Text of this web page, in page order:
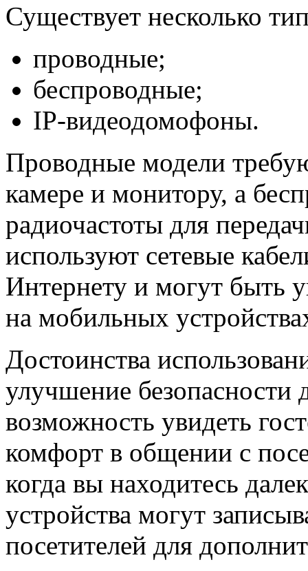
Существует несколько
проводные;
беспроводные;
IP-видеодомофоны.
Проводные модели
камере и монитору, а
радиочастоты для
используют сетевые
Интернету и могут быть
на мобильных
Достоинства
улучшение безопасности
возможность увидеть
комфорт в общении с
когда вы находитесь
устройства могут
посетителей для